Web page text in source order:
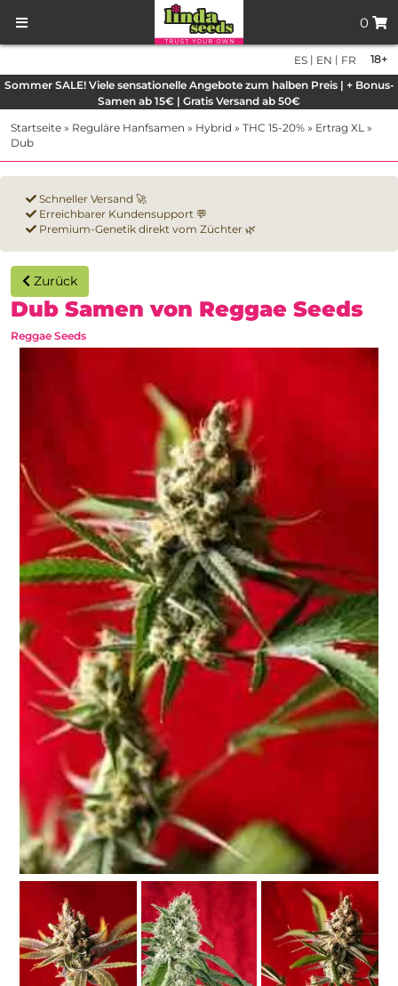
0
18+
ES | EN | FR
Sommer SALE! Viele sensationelle Angebote zum halben Preis | + Bonus-
Samen ab 15€ | Gratis Versand ab 50€
Startseite » Reguläre Hanfsamen » Hybrid » THC 15-20% » Ertrag XL »
Dub
Schneller Versand 🚀
Erreichbarer Kundensupport 💬
Premium-Genetik direkt vom Züchter 🌿
Zurück
Dub Samen von Reggae Seeds
Reggae Seeds